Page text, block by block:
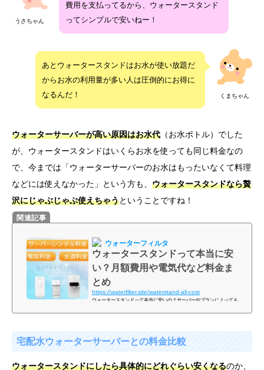
うさちゃん
費用を支払ってるから、ウォータースタンド
ってシンプルで安いねー！
くまちゃん
あとウォータースタンドはお水が使い放題だ
からお水の利用量が多い人は圧倒的にお得に
なるんだ！
ウォーターサーバーが高い原因はお水代 （お水ボトル）でした
が、ウォータースタンドはいくらお水を使っても同じ料金なの
で、今までは「ウォーターサーバーのお水はもったいなくて料理
などには使えなかった」という方も、 ウォータースタンドなら贅
沢にじゃぶじゃぶ使えちゃうということですね！
ウォーターフィルタ
ウォータースタンドって本当に安
い？月額費用や電気代など料金ま
とめ
https://waterfilter.site/waterstand-all-cost
ウォータースタンドって本当に安いの？サーバーやプランによっても
きます。宅配水ウォーターサーバーを利用されている方にとっては、
はウォータースタンドの料金システムをとてもシンプルなんです！こ
宅配水ウォーターサーバーとの料金比較
ウォータースタンドにしたら具体的にどれぐらい安くなるのか、